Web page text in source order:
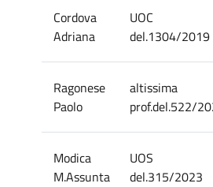
Cordova
Adriana
UOC
del.1304/2019
Ragonese
Paolo
altissima
prof.del.522/
Modica
M.Assunta
UOS
del.315/2023